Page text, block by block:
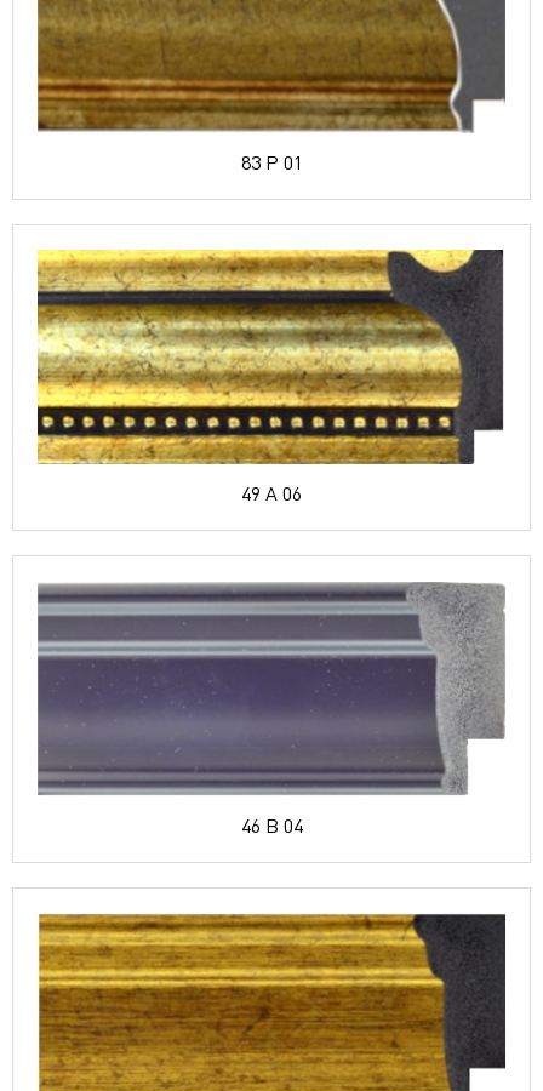
83 P 01
49 A 06
46 B 04